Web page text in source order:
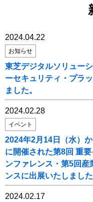
2024.04.22
お知らせ
東芝デジタルソリュー
ーセキュリティ・プラ
ました。
2024.02.28
イベント
2024年2月14日（水）
に開催された第8回 重
ンファレンス・第5回
ンスに出展いたしました
2024.02.17